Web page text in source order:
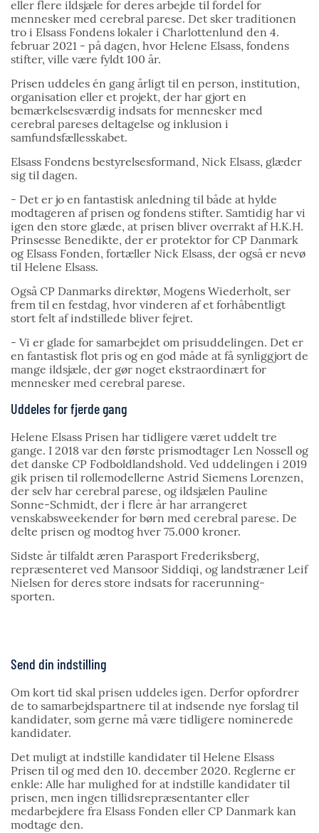
eller flere ildsjæle for deres arbejde til fordel for
mennesker med cerebral parese. Det sker traditionen
tro i Elsass Fondens lokaler i Charlottenlund den 4.
februar 2021 - på dagen, hvor Helene Elsass, fondens
stifter, ville være fyldt 100 år.
Prisen uddeles én gang årligt til en person, institution,
organisation eller et projekt, der har gjort en
bemærkelsesværdig indsats for mennesker med
cerebral pareses deltagelse og inklusion i
samfundsfællesskabet.
Elsass Fondens bestyrelsesformand, Nick Elsass, glæder
sig til dagen.
- Det er jo en fantastisk anledning til både at hylde
modtageren af prisen og fondens stifter. Samtidig har vi
igen den store glæde, at prisen bliver overrakt af H.K.H.
Prinsesse Benedikte, der er protektor for CP Danmark
og Elsass Fonden, fortæller Nick Elsass, der også er nevø
til Helene Elsass.
Også CP Danmarks direktør, Mogens Wiederholt, ser
frem til en festdag, hvor vinderen af et forhåbentligt
stort felt af indstillede bliver fejret.
- Vi er glade for samarbejdet om prisuddelingen. Det er
en fantastisk flot pris og en god måde at få synliggjort de
mange ildsjæle, der gør noget ekstraordinært for
mennesker med cerebral parese.
Uddeles for fjerde gang
Helene Elsass Prisen har tidligere været uddelt tre
gange. I 2018 var den første prismodtager Len Nossell og
det danske CP Fodboldlandshold. Ved uddelingen i 2019
gik prisen til rollemodellerne Astrid Siemens Lorenzen,
der selv har cerebral parese, og ildsjælen Pauline
Sonne-Schmidt, der i flere år har arrangeret
venskabsweekender for børn med cerebral parese. De
delte prisen og modtog hver 75.000 kroner.
Sidste år tilfaldt æren Parasport Frederiksberg,
repræsenteret ved Mansoor Siddiqi, og landstræner Leif
Nielsen for deres store indsats for racerunning-
sporten.
Send din indstilling
Om kort tid skal prisen uddeles igen. Derfor opfordrer
de to samarbejdspartnere til at indsende nye forslag til
kandidater, som gerne må være tidligere nominerede
kandidater.
Det muligt at indstille kandidater til Helene Elsass
Prisen til og med den 10. december 2020. Reglerne er
enkle: Alle har mulighed for at indstille kandidater til
prisen, men ingen tillidsrepræsentanter eller
medarbejdere fra Elsass Fonden eller CP Danmark kan
modtage den.